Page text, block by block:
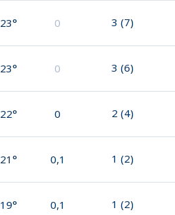
23° 0 3 (7)
23° 0 3 (6)
22° 0 2 (4)
21° 0,1 1 (2)
19° 0,1 1 (2)